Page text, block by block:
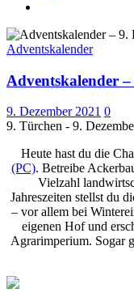
Adventskalender
Adventskalender –
9. Dezember 2021 0
9. Türchen - 9.
Heute hast du die
(PC). Betreibe
Vielzahl
Jahreszeiten stellst du
– vor allem bei
eigenen Hof und
Agrarimperium. Sogar